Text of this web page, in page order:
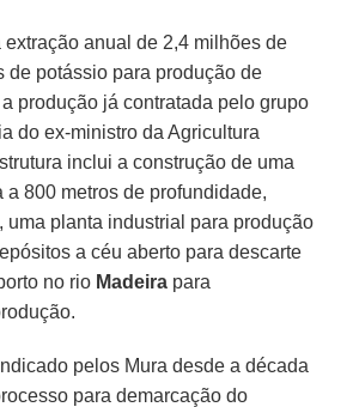
extração anual de 2,4 milhões de
de potássio para produção de
produção já contratada pelo grupo
do ex-ministro da Agricultura
inclui a construção de uma
a 800 metros de profundidade,
uma planta industrial para produção
a céu aberto para descarte
no rio Madeira para
pelos Mura desde a década
para demarcação do